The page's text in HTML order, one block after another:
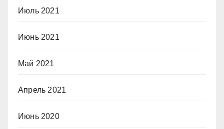
Июль 2021
Июнь 2021
Май 2021
Апрель 2021
Июнь 2020